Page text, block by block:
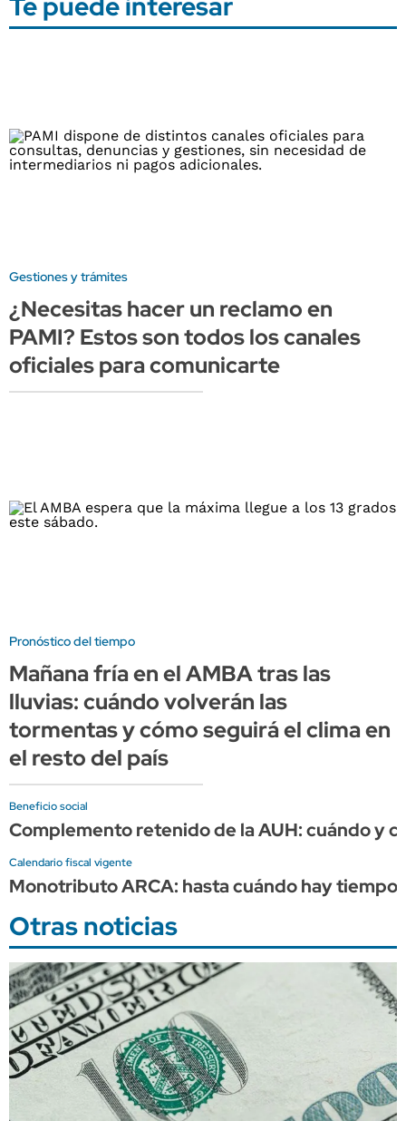
Gestiones y trámites
¿Necesitas hacer un reclamo en
PAMI? Estos son todos los canales
oficiales para comunicarte
Pronóstico del tiempo
Mañana fría en el AMBA tras las
lluvias: cuándo volverán las
tormentas y cómo seguirá el clima en
el resto del país
Beneficio social
Complemento retenido de la AUH: cuándo y
Calendario fiscal vigente
Monotributo ARCA: hasta cuándo hay
Otras noticias